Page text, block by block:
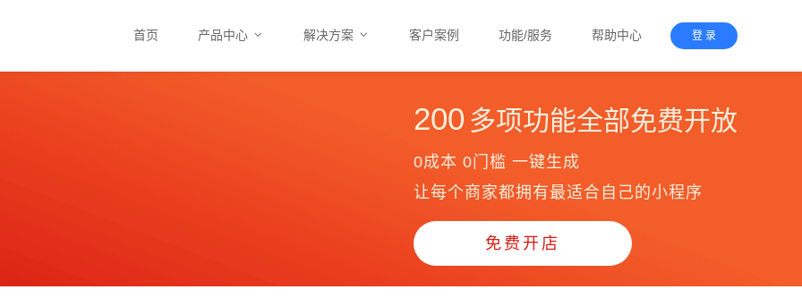
首页 产品中心 解决方案 客户案例 功能/服务 帮助中心 登 录
200 多项功能全部免费开放
0成本 0门槛 一键生成
让每个商家都拥有最适合自己的小程序
免费开店